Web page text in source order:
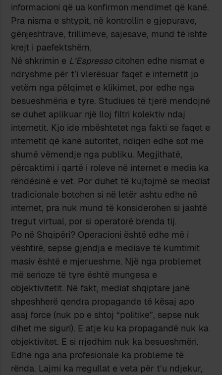
informacioni që ua konfirmon mendimet që kanë.
Pra nisma e shtypit, në kontrollin e gjepurave,
gënjeshtrave, trillimeve, sajesave, mund të ishte
krejt i paefektshëm.
Në shkrimin e L’Espressocitohen edhe nismat e
ndryshme për t’i vlerësuar faqet e internetit jo
vetëm nga pëlqimet e klikimet, por edhe nga
besueshmëria e tyre. Studiues të tjerë mendojnë
se duhet aplikuar një lloj filtri kolektiv ndaj
internetit. Kjo ide mbështetet nga fakti se faqet e
internetit që kanë autoritet, ndiqen edhe sot me
shumë vëmendje nga publiku. Megjithatë,
përcaktimi i qartë i roleve në internet e media ka
rëndësinë e vet. Por duhet të kujtojmë se mediat
tradicionale botohen si në letër ashtu edhe në
internet, pra nuk mund të konsiderohen si jashtë
tregut virtual, por si operatorë brenda tij.
Po në Shqipëri? Operacioni është edhe më i
vështirë, sepse gjendja e mediave të kumtimit
masiv është e mjerueshme. Një nga problemet
më serioze të tyre është mungesa e
objektivitetit. Në fakt, mediat shqiptare janë
shpeshherë qendra propagande të kësaj apo
asaj force (nuk po e shtoj “politike”, sepse nuk
dihet me siguri). E atje ku ka propagandë nuk ka
objektivitet. E si rrjedhim nuk ka besueshmëri.
Edhe nga ana profesionale ka probleme të
rënda. Lajmi ka rregullat e veta për t’u ndjekur,